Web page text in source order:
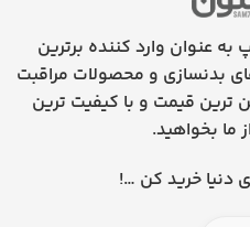
اینترنتی سم 7 شاپ به عنوان وارد کننده برترین
بدنسازی و محصولات مراقبت
ترین قیمت و با کیفیت ترین
ما بخواهید.
دنیا خرید کن …!